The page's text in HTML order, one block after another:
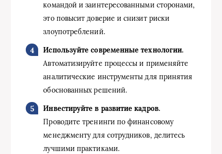
командой и заинтересованными сторонами,
это повысит доверие и снизит риски
злоупотреблений.
Используйте современные технологии.
Автоматизируйте процессы и применяйте
аналитические инструменты для принятия
обоснованных решений.
Инвестируйте в развитие кадров.
Проводите тренинги по финансовому
менеджменту для сотрудников, делитесь
лучшими практиками.